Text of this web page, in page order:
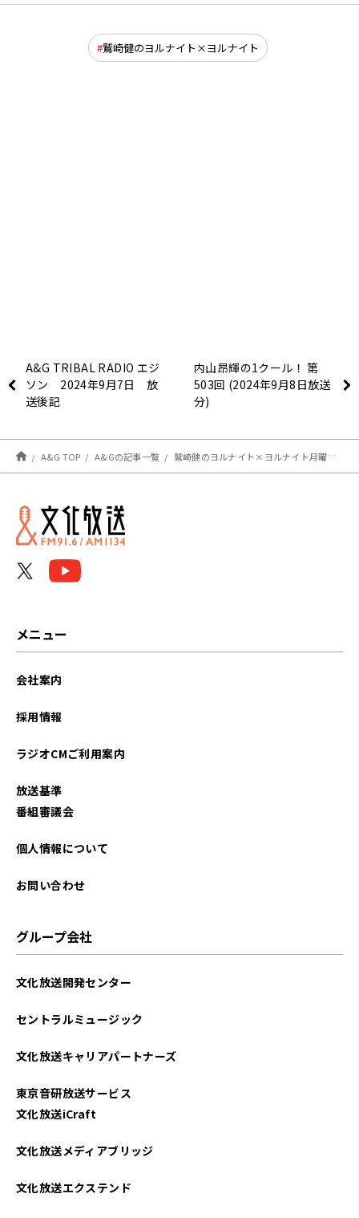
鷲崎健のヨルナイト×ヨルナイト
A&G TRIBAL RADIO エジ
ソン 2024年9月7日 放
送後記
内山昂輝の1クール！ 第
503回 (2024年9月8日放送
分)
A&G TOP A&Gの記事一覧 鷲崎健のヨルナイト×ヨルナイト月曜日！＃１７４９
メニュー
会社案内
採用情報
ラジオCMご利用案内
放送基準
番組審議会
個人情報について
お問い合わせ
グループ会社
文化放送開発センター
セントラルミュージック
文化放送キャリアパートナーズ
東京音研放送サービス
文化放送iCraft
文化放送メディアブリッジ
文化放送エクステンド